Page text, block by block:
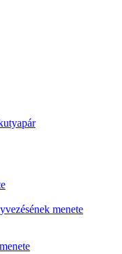
menete